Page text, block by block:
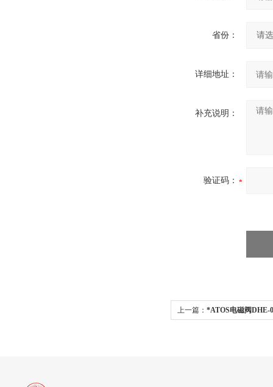
省份：
详细地址：
补充说明：
验证码：
上一篇： *ATOS电磁阀DHE-